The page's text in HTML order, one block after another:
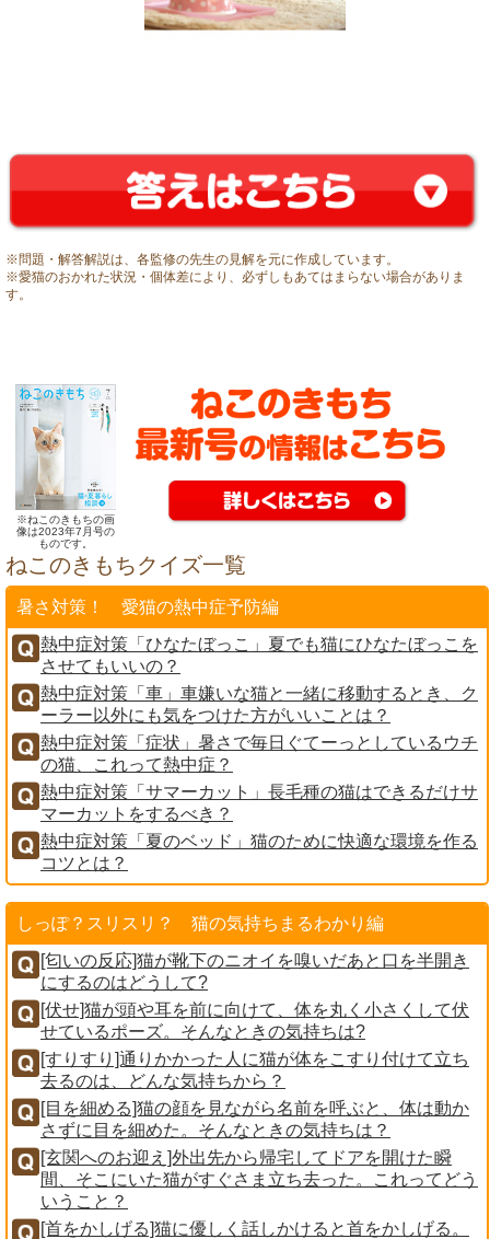
※問題・解答解説は、各監修の先生の見解を元に作成しています。
※愛猫のおかれた状況・個体差により、必ずしもあてはまらない場合がありま
す。
※ねこのきもちの画
像は2023年7月号の
ものです。
ねこのきもちクイズ一覧
暑さ対策！ 愛猫の熱中症予防編
熱中症対策「ひなたぼっこ」夏でも猫にひなたぼっこを
させてもいいの？
熱中症対策「車」車嫌いな猫と一緒に移動するとき、ク
ーラー以外にも気をつけた方がいいことは？
熱中症対策「症状」暑さで毎日ぐてーっとしているウチ
の猫、これって熱中症？
熱中症対策「サマーカット」長毛種の猫はできるだけサ
マーカットをするべき？
熱中症対策「夏のベッド」猫のために快適な環境を作る
コツとは？
しっぽ？スリスリ？ 猫の気持ちまるわかり編
[匂いの反応]猫が靴下のニオイを嗅いだあと口を半開き
にするのはどうして?
[伏せ]猫が頭や耳を前に向けて、体を丸く小さくして伏
せているポーズ。そんなときの気持ちは?
[すりすり]通りかかった人に猫が体をこすり付けて立ち
去るのは、どんな気持ちから？
[目を細める]猫の顔を見ながら名前を呼ぶと、体は動か
さずに目を細めた。そんなときの気持ちは？
[玄関へのお迎え]外出先から帰宅してドアを開けた瞬
間、そこにいた猫がすぐさま立ち去った。これってどう
いうこと？
[首をかしげる]猫に優しく話しかけると首をかしげる。